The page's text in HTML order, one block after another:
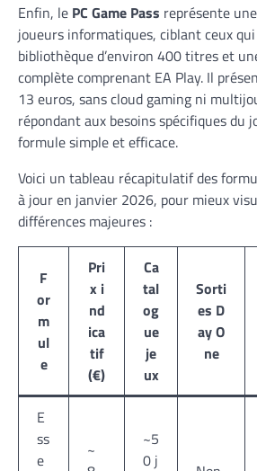
Enfin, le PC Game Pass représente
joueurs informatiques, ciblant ceux
bibliothèque d’environ 400 titres et
complète comprenant EA Play. Il
13 euros, sans cloud gaming ni
répondant aux besoins spécifiques du
formule simple et efficace.
Voici un tableau récapitulatif des
à jour en janvier 2026, pour mieux
différences majeures :
F
or
m
ul
e
Pri
x i
nd
ica
tif
(€)
Ca
tal
og
ue
je
ux
Sorti
es D
ay O
ne
E
ss
e
~
~5
0 j